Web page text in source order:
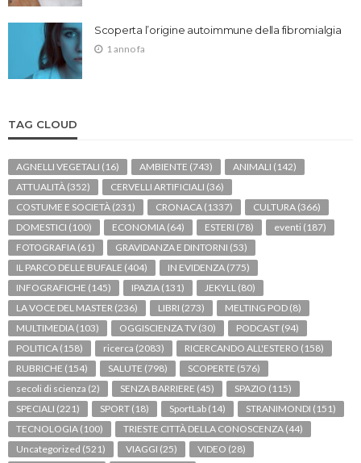
Scoperta l’origine autoimmune della fibromialgia
1 anno fa
TAG CLOUD
AGNELLI VEGETALI (16) AMBIENTE (743) ANIMALI (142)
ATTUALITÀ (352) CERVELLI ARTIFICIALI (36)
COSTUME E SOCIETÀ (231) CRONACA (1337) CULTURA (366)
DOMESTICI (100) ECONOMIA (64) ESTERI (78) eventi (187)
FOTOGRAFIA (61) GRAVIDANZA E DINTORNI (53)
IL PARCO DELLE BUFALE (404) IN EVIDENZA (775)
INFOGRAFICHE (145) IPAZIA (131) JEKYLL (80)
LA VOCE DEL MASTER (236) LIBRI (273) MELTING POD (8)
MULTIMEDIA (103) OGGISCIENZA TV (30) PODCAST (94)
POLITICA (158) ricerca (2083) RICERCANDO ALL'ESTERO (158)
RUBRICHE (154) SALUTE (798) SCOPERTE (576)
secoli di scienza (2) SENZA BARRIERE (45) SPAZIO (115)
SPECIALI (221) SPORT (18) SportLab (14) STRANIMONDI (151)
TECNOLOGIA (100) TRIESTE CITTÀ DELLA CONOSCENZA (44)
Uncategorized (521) VIAGGI (25) VIDEO (28)